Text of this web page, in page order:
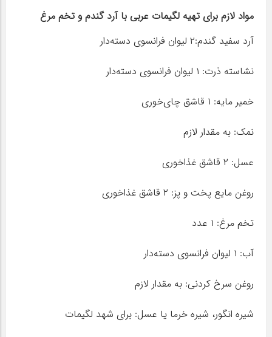
مواد لازم برای تهیه لگیمات عربی با آرد گندم و تخم مرغ
آرد سفید گندم:۲ لیوان فرانسوی دسته‌دار
نشاسته ذرت: ۱ لیوان فرانسوی دسته‌دار
خمیر مایه: ۱ قاشق چای‌خوری
نمک: به مقدار لازم
عسل: ۲ قاشق غذاخوری
روغن مایع پخت و پز: ۲ قاشق غذاخوری
تخم مرغ: ۱ عدد
آب: ۱ لیوان فرانسوی دسته‌دار
روغن سرخ کردنی: به مقدار لازم
شیره انگور، شیره خرما یا عسل: برای شهد لگیمات